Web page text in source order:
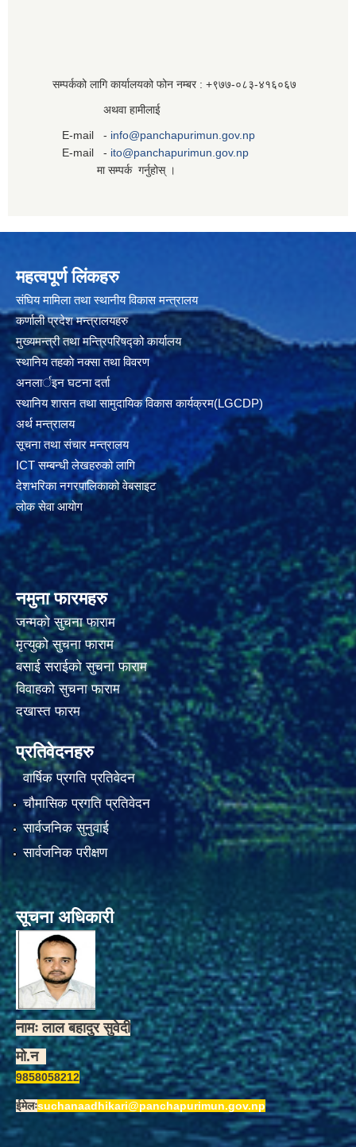
सम्पर्कको लागि कार्यालयको फोन नम्बर : +९७७-०८३‍-४१६०६७
अथवा हामीलाई
E-mail - info@panchapurimun.gov.np
E-mail - ito@panchapurimun.gov.np
मा सम्पर्क गर्नुहोस् ।
महत्वपूर्ण लिंकहरु
संघिय मामिला तथा स्थानीय विकास मन्त्रालय
कर्णाली प्रदेश मन्त्रालयहरु
मुख्यमन्त्री तथा मन्त्रिपरिषद्को कार्यालय
स्थानिय तहकाे नक्सा तथा विवरण
अनलार्इन घटना दर्ता
स्थानिय शासन तथा सामुदायिक विकास कार्यक्रम(LGCDP)
अर्थ मन्त्रालय
सूचना तथा संचार मन्त्रालय
ICT सम्बन्धी लेखहरुको लागि
देशभरिका नगरपालिकाको वेबसाइट
लोक सेवा आयोग
नमुना फारमहरु
जन्मको सुचना फाराम
मृत्युको सुचना फाराम
बसाई सराईको सुचना फाराम
विवाहको सुचना फाराम
दखास्त फारम
प्रतिवेदनहरु
वार्षिक प्रगति प्रतिवेदन
चौमासिक प्रगति प्रतिवेदन
सार्वजनिक सुनुवाई
सार्वजनिक परीक्षण
सूचना अधिकारी
नामः लाल बहादुर सुवेदी
मो.न
9858058212
ईमेलःsuchanaadhikari@panchapurimun.gov.np